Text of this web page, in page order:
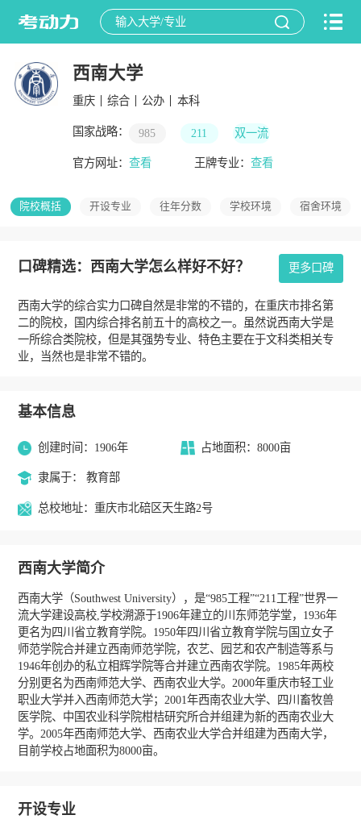
西南大学
重庆 综合 公办 本科
国家战略： 985 211 双一流
官方网址： 查看 王牌专业：查看
院校概括 开设专业 往年分数 学校环境 宿舍环境
口碑精选：西南大学怎么样好不好？ 更多口碑
西南大学的综合实力口碑自然是非常的不错的，在重庆市排名第
二的院校，国内综合排名前五十的高校之一。虽然说西南大学是
一所综合类院校，但是其强势专业、特色主要在于文科类相关专
业，当然也是非常不错的。
基本信息
创建时间：1906年 占地面积：8000亩
隶属于： 教育部
总校地址：重庆市北碚区天生路2号
西南大学简介
西南大学（Southwest University），是“985工程”“211工程”世界一
流大学建设高校,学校溯源于1906年建立的川东师范学堂，1936年
更名为四川省立教育学院。1950年四川省立教育学院与国立女子
师范学院合并建立西南师范学院，农艺、园艺和农产制造等系与
1946年创办的私立相辉学院等合并建立西南农学院。1985年两校
分别更名为西南师范大学、西南农业大学。2000年重庆市轻工业
职业大学并入西南师范大学；2001年西南农业大学、四川畜牧兽
医学院、中国农业科学院柑桔研究所合并组建为新的西南农业大
学。2005年西南师范大学、西南农业大学合并组建为西南大学，
目前学校占地面积为8000亩。
开设专业